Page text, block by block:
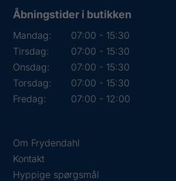
Åbningstider i butikken
Mandag:
07:00 - 15:30
Tirsdag:
07:00 - 15:30
Onsdag:
07:00 - 15:30
Torsdag:
07:00 - 15:30
Fredag:
07:00 - 12:00
Om Frydendahl
Kontakt
Hyppige spørgsmål